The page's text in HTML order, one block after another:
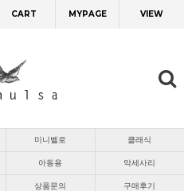
CART MYPAGE VIEW
미니벨로 클래식
아동용 악세사리
상품문의 구매후기